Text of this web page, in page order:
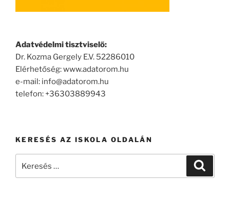
Adatvédelmi tisztviselő:
Dr. Kozma Gergely E.V. 52286010
Elérhetőség: www.adatorom.hu
e-mail: info@adatorom.hu
telefon: +36303889943
KERESÉS AZ ISKOLA OLDALÁN